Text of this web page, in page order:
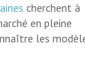
cherchent à
en pleine
les